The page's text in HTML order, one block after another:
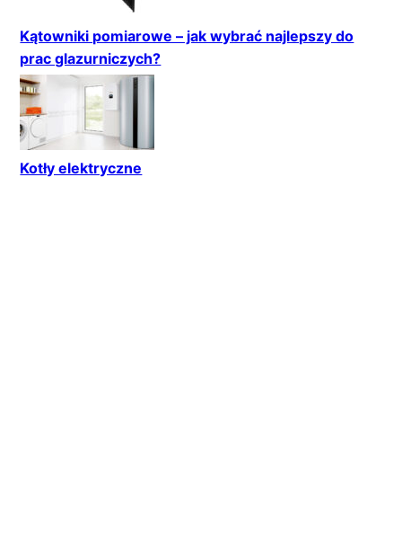
Kątowniki pomiarowe – jak wybrać najlepszy do
prac glazurniczych?
Kotły elektryczne